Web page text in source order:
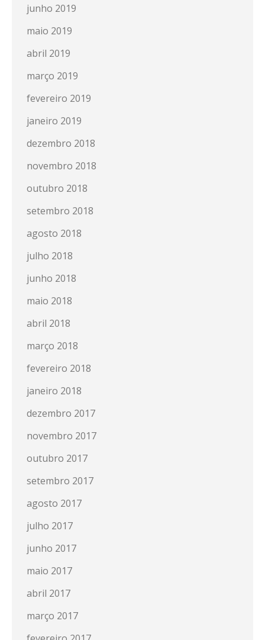
junho 2019
maio 2019
abril 2019
março 2019
fevereiro 2019
janeiro 2019
dezembro 2018
novembro 2018
outubro 2018
setembro 2018
agosto 2018
julho 2018
junho 2018
maio 2018
abril 2018
março 2018
fevereiro 2018
janeiro 2018
dezembro 2017
novembro 2017
outubro 2017
setembro 2017
agosto 2017
julho 2017
junho 2017
maio 2017
abril 2017
março 2017